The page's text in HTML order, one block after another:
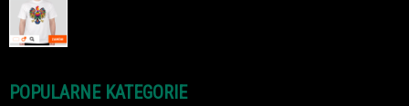
POPULARNE KATEGORIE